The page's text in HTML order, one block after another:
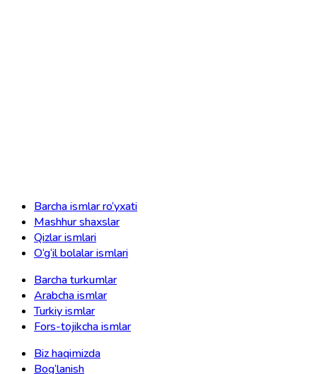
Barcha ismlar ro‘yxati
Mashhur shaxslar
Qizlar ismlari
O‘g‘il bolalar ismlari
Barcha turkumlar
Arabcha ismlar
Turkiy ismlar
Fors-tojikcha ismlar
Biz haqimizda
Bog‘lanish